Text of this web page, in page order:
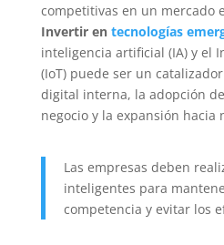
competitivas en un mercado
Invertir en tecnologías
inteligencia artificial (IA) y el
(IoT) puede ser un
digital interna, la adopción
negocio y la expansión hacia
Las empresas deben
inteligentes para
competencia y evitar los